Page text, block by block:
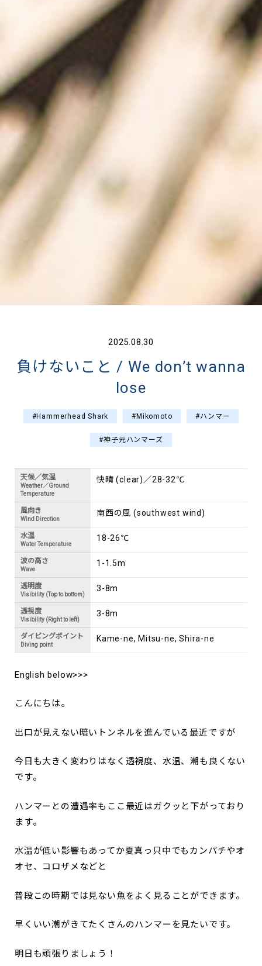
2025.08.30
負けないこと / We don’t wanna
lose
#Hammerhead Shark #Mikomoto #ハンマー
#神子元ハンマーズ
天候／気温
Weather／Ground
Temperature
快晴 (clear)／28-32℃
風向き
Wind Direction
南西の風 (southwest wind)
水温
Water Temperature
18-26℃
波の高さ
Wave
1-1.5m
透明度
Visibility (Top to bottom)
3-8m
透視度
Visibility (Right to left)
3-8m
ダイビングポイント
Diving point
Kame-ne, Mitsu-ne, Shira-ne
English below>>>
こんにちは。
出口が見えない暗いトンネルを進んでいる最近ですが
今日も大きく変わりはなく透視度、水温、潮も良くない
です。
ハンマーとの遭遇率もここ最近はガクッと下がっており
ます。
水温が低い影響もあってか夏真っ只中でもカンパチやオ
オセ、コロザメなどと
普段この時期では見ない魚をよく見ることができます。
早くいい潮がきてたくさんのハンマーを見たいです。
明日も頑張りましょう！